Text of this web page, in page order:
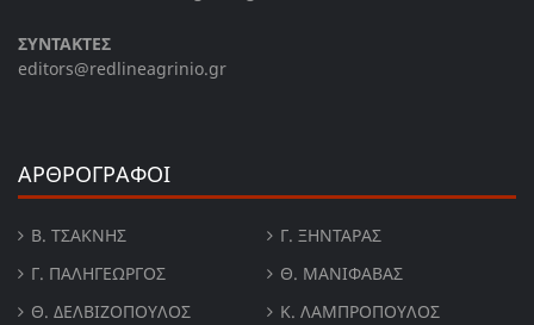
ΣΥΝΤΑΚΤΕΣ
editors@redlineagrinio.gr
ΑΡΘΡΟΓΡΑΦΟΙ
Β. ΤΣΆΚΝΗΣ
Γ. ΞΗΝΤΆΡΑΣ
Γ. ΠΑΛΗΓΕΏΡΓΟΣ
Θ. ΜΑΝΙΦΑΒΑΣ
Θ. ΔΕΛΒΙΖΌΠΟΥΛΟΣ
Κ. ΛΑΜΠΡΟΠΟΥΛΟΣ